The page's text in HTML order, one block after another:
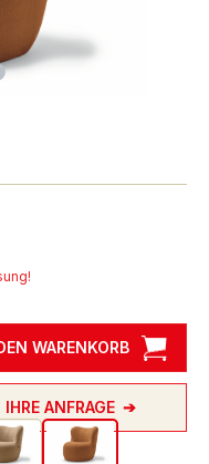
WARENKORB
IHRE ANFRAGE
Edition 6531_01
Teddy Edition 6532_01
freistil 173 Sessel Teddy
freistil 173 Sessel